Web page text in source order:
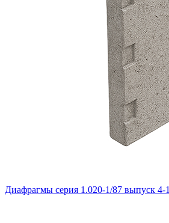
Диафрагмы серия 1.020-1/87 выпуск 4-1